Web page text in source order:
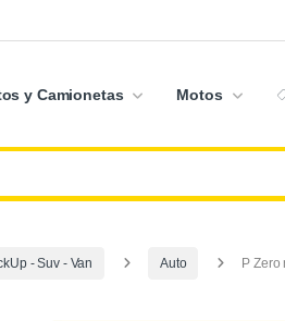
y Camionetas Motos
- Suv - Van Auto P Zero